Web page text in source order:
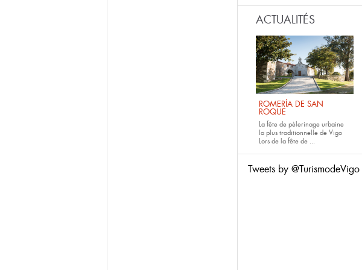
ACTUALITÉS
ROMERÍA DE SAN
ROQUE
La fête de pèlerinage urbaine
la plus traditionnelle de Vigo
Lors de la fête de ...
Tweets by @TurismodeVigo